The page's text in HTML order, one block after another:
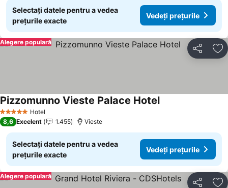
Selectați datele pentru a vedea
prețurile exacte
Vedeți prețurile
Distribuiți
Alegere populară
5 Stele Hotel
Pizzomunno Vieste Palace HotelVedeți prețurile
8,6 Excelent 1.455 Vieste
Selectați datele pentru a vedea
prețurile exacte
Vedeți prețurile
Alegere populară